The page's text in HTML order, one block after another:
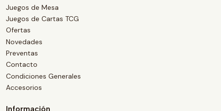
Juegos de Mesa
Juegos de Cartas TCG
Ofertas
Novedades
Preventas
Contacto
Condiciones Generales
Accesorios
Información